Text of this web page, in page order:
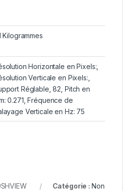
Kilogrammes
Horizontale en Pixels:,
Verticale en Pixels:,
Réglable, 82, Pitch en
0.271, Fréquence de
Verticale en Hz: 75
Catégorie : Non